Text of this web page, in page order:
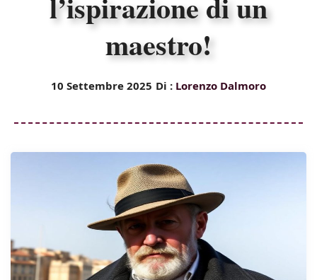
maestro!
10 Settembre 2025 Di : Lorenzo Dalmoro